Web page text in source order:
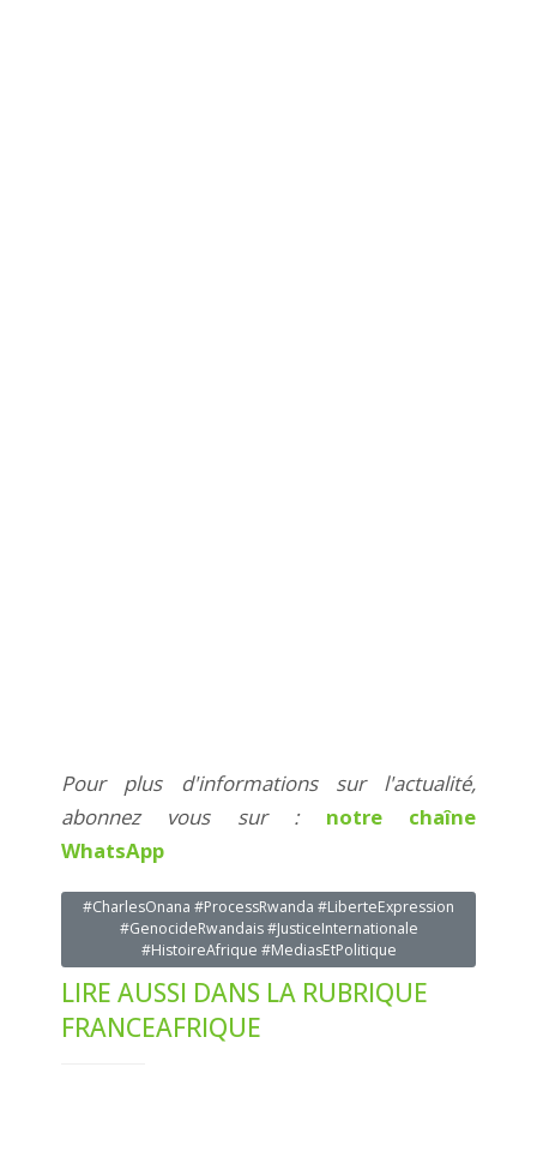
Pour plus d'informations sur l'actualité,
abonnez vous sur : notre chaîne
WhatsApp
#CharlesOnana #ProcessRwanda #LiberteExpression
#GenocideRwandais #JusticeInternationale
#HistoireAfrique #MediasEtPolitique
LIRE AUSSI DANS LA RUBRIQUE
FRANCEAFRIQUE